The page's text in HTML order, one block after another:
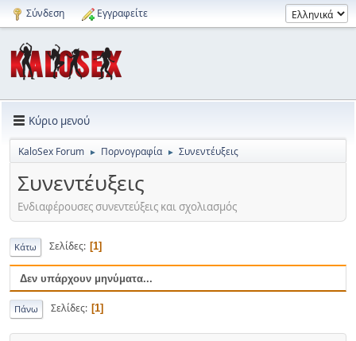
Σύνδεση Εγγραφείτε
Κύριο μενού
KaloSex Forum ► Πορνογραφία ► Συνεντέυξεις
Συνεντέυξεις
Ενδιαφέρουσες συνεντεύξεις και σχολιασμός
Κάτω Σελίδες 1
Δεν υπάρχουν μηνύματα...
Πάνω Σελίδες 1